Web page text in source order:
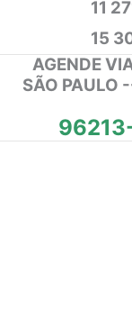
11
15
AGENDE
SÃO PAULO